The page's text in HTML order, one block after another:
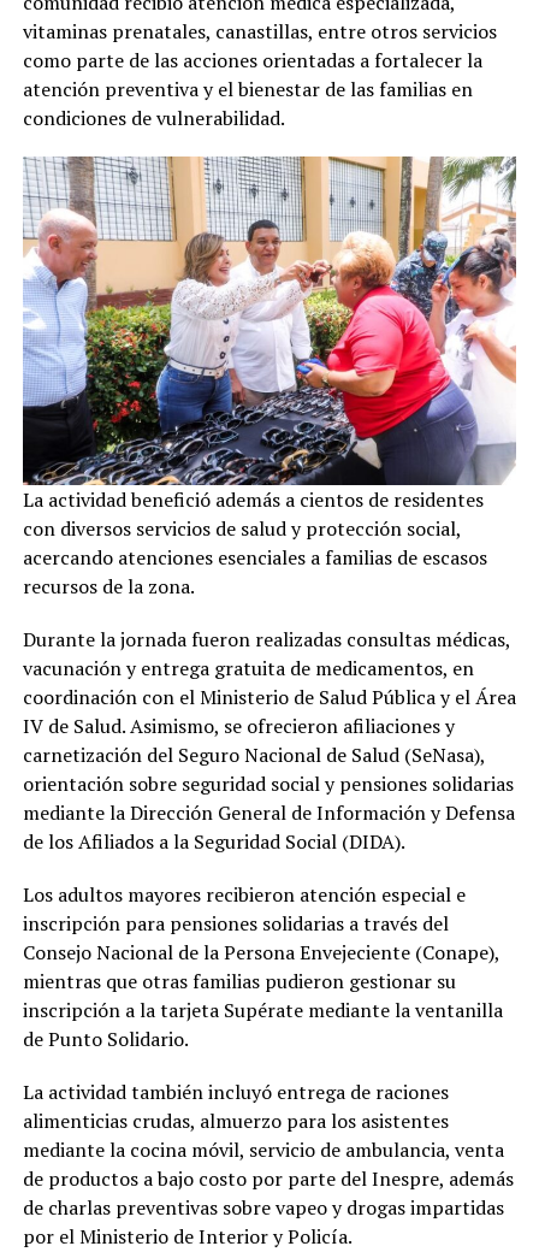
vitaminas prenatales, canastillas, entre otros servicios
como parte de las acciones orientadas a fortalecer la
atención preventiva y el bienestar de las familias en
condiciones de vulnerabilidad.
La actividad benefició además a cientos de residentes
con diversos servicios de salud y protección social,
acercando atenciones esenciales a familias de escasos
recursos de la zona.
Durante la jornada fueron realizadas consultas médicas,
vacunación y entrega gratuita de medicamentos, en
coordinación con el Ministerio de Salud Pública y el Área
IV de Salud. Asimismo, se ofrecieron afiliaciones y
carnetización del Seguro Nacional de Salud (SeNasa),
orientación sobre seguridad social y pensiones solidarias
mediante la Dirección General de Información y Defensa
de los Afiliados a la Seguridad Social (DIDA).
Los adultos mayores recibieron atención especial e
inscripción para pensiones solidarias a través del
Consejo Nacional de la Persona Envejeciente (Conape),
mientras que otras familias pudieron gestionar su
inscripción a la tarjeta Supérate mediante la ventanilla
de Punto Solidario.
La actividad también incluyó entrega de raciones
alimenticias crudas, almuerzo para los asistentes
mediante la cocina móvil, servicio de ambulancia, venta
de productos a bajo costo por parte del Inespre, además
de charlas preventivas sobre vapeo y drogas impartidas
por el Ministerio de Interior y Policía.